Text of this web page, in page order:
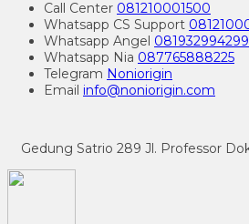
Call Center 081210001500
Whatsapp CS Support
Whatsapp Angel 081932994299
Whatsapp Nia 087765888225
Telegram Noniorigin
Email info@noniorigin.com
Gedung Satrio 289 Jl. Professor